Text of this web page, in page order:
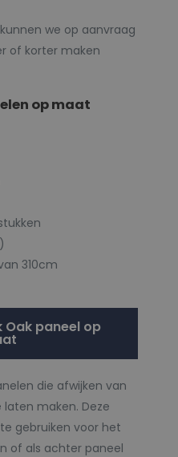
we op aanvraag
of korter maken
op maat
310cm
Oak paneel op
die afwijken van
maken. Deze
gebruiken voor het
of als achter paneel